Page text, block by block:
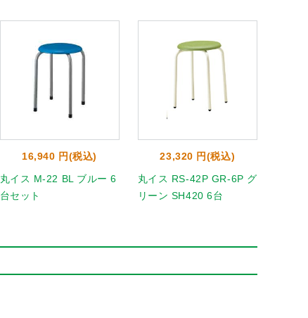
16,940 円(税込)
丸イス M-22 BL ブルー 6
台セット
23,320 円(税込)
丸イス RS-42P GR-6P グ
リーン SH420 6台